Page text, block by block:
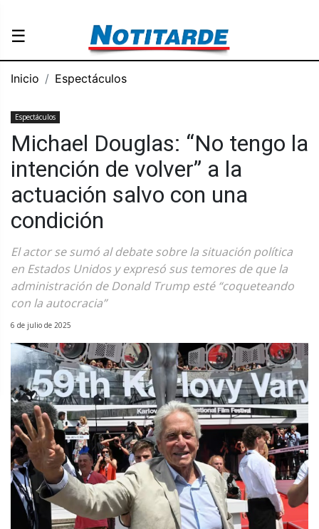
☰
Inicio Espectáculos
Espectáculos
Michael Douglas: “No tengo la
intención de volver” a la
actuación salvo con una
condición
El actor se sumó al debate sobre la situación política
en Estados Unidos y expresó sus temores de que la
administración de Donald Trump esté “coqueteando
con la autocracia”
6 de julio de 2025